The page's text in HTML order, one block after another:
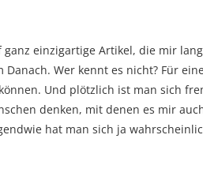
einzigartige Artikel, die mir
Wer kennt es nicht? Für
Und plötzlich ist man sich
denken, mit denen es mir
hat man sich ja